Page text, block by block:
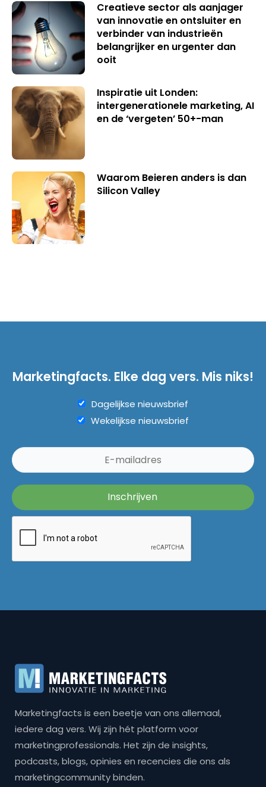
Creatieve sector als aanjager
van innovatie en ontsluiter en
verbinder van industrieën
belangrijker en urgenter dan
ooit
Inspiratie uit Londen:
intergenerationele marketing, AI
en de ‘vergeten’ 50+-man
Waarom Beieren anders is dan
Silicon Valley
Marketingfacts. Elke dag vers. Mis niks!
Dagelijkse nieuwsbrief
Wekelijkse nieuwsbrief
Marketingfacts is een beetje van ons allemaal,
iedere dag vers. Wij zijn hét platform voor
marketingprofessionals. Het zijn de insights,
podcasts, blogs, opinies en recencies die ons als
marketingcommunity binden.